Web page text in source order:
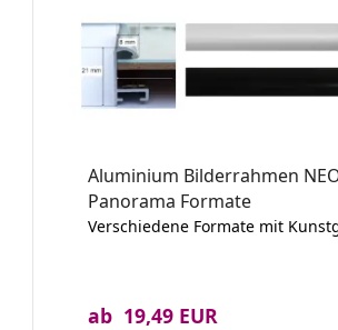
Aluminium Bilderrahmen
Panorama Formate
Verschiedene Formate mit
ab 19,49 EUR